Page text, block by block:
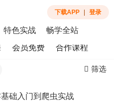
下载APP 登录
特色实战 畅学全站
会员免费 合作课程
筛选
础入门到爬虫实战